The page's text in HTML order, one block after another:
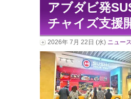
アブダビ発
チャイズ支援
2026年 7月 22日 (水) ニュー